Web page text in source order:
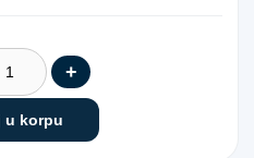
+
u korpu